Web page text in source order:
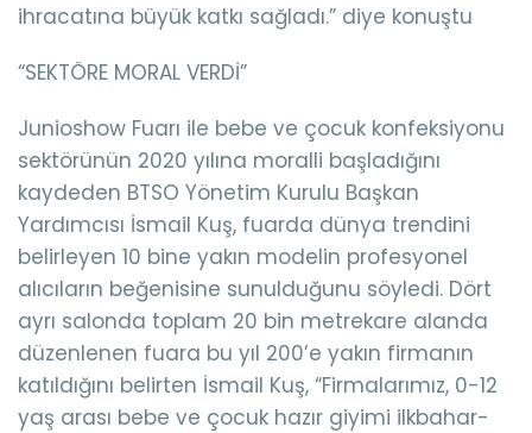
ihracatına büyük katkı sağladı.” diye konuştu
“SEKTÖRE MORAL VERDİ”
Junioshow Fuarı ile bebe ve çocuk konfeksiyonu
sektörünün 2020 yılına moralli başladığını
kaydeden BTSO Yönetim Kurulu Başkan
Yardımcısı İsmail Kuş, fuarda dünya trendini
belirleyen 10 bine yakın modelin profesyonel
alıcıların beğenisine sunulduğunu söyledi. Dört
ayrı salonda toplam 20 bin metrekare alanda
düzenlenen fuara bu yıl 200’e yakın firmanın
katıldığını belirten İsmail Kuş, “Firmalarımız, 0-12
yaş arası bebe ve çocuk hazır giyimi ilkbahar-